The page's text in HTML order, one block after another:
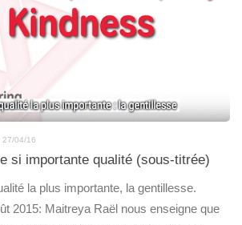
27/04/16
si importante qualité (sous-titrée)
la plus importante, la gentillesse.
2015: Maitreya Raël nous enseigne que